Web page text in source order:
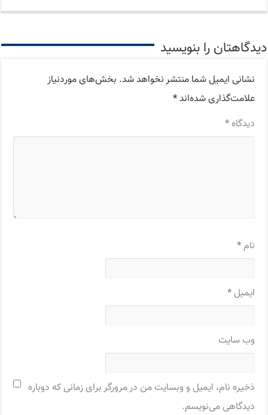
دیدگاهتان را بنویسید
نشانی ایمیل شما منتشر نخواهد شد. بخش‌های موردنیاز
علامت‌گذاری شده‌اند*
دیدگاه*
نام*
ایمیل*
وب‌ سایت
ذخیره نام، ایمیل و وبسایت من در مرورگر برای زمانی که دوباره
دیدگاهی می‌نویسم.